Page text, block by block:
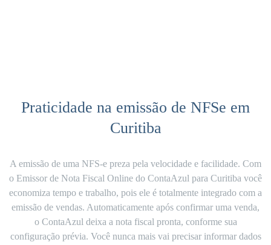
Praticidade na emissão de NFSe em
Curitiba
A emissão de uma NFS-e preza pela velocidade e facilidade. Com
o Emissor de Nota Fiscal Online do ContaAzul para Curitiba você
economiza tempo e trabalho, pois ele é totalmente integrado com a
emissão de vendas. Automaticamente após confirmar uma venda,
o ContaAzul deixa a nota fiscal pronta, conforme sua
configuração prévia. Você nunca mais vai precisar informar dados